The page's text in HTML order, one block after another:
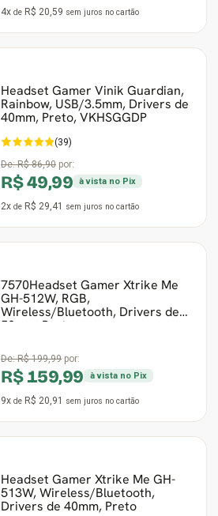
4x de R$ 20,59 sem juros no cartão
Headset Gamer Vinik Guardian,
Rainbow, USB/3.5mm, Drivers de
40mm, Preto, VKHSGGDP
(39)
De:R$ 86,90 por:
R$ 49,99 à vista no Pix
2x de R$ 29,41 sem juros no cartão
7570Headset Gamer Xtrike Me
GH-512W, RGB,
Wireless/Bluetooth, Drivers de
50mm, Preto
De:R$ 199,99 por:
R$ 159,99 à vista no Pix
9x de R$ 20,91 sem juros no cartão
Headset Gamer Xtrike Me GH-
513W, Wireless/Bluetooth,
Drivers de 40mm, Preto